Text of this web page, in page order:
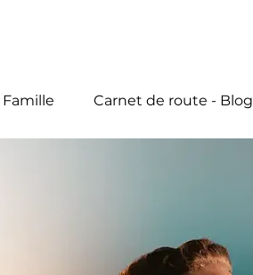
Famille Carnet de route - Blog